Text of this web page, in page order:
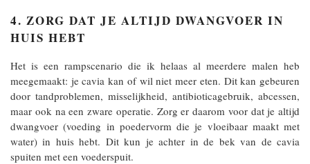
4. ZORG DAT JE ALTIJD DWANGVOER IN
HUIS HEBT
Het is een rampscenario die ik helaas al meerdere malen heb
meegemaakt: je cavia kan of wil niet meer eten. Dit kan gebeuren
door tandproblemen, misselijkheid, antibioticagebruik, abcessen,
maar ook na een zware operatie. Zorg er daarom voor dat je altijd
dwangvoer (voeding in poedervorm die je vloeibaar maakt met
water) in huis hebt. Dit kun je achter in de bek van de cavia
spuiten met een voederspuit.